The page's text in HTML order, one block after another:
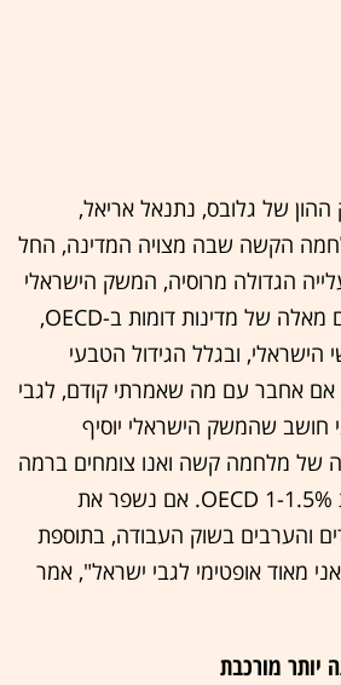
של גלובס, נתנאל אריאל,
הקשה שבה מצויה המדינה, החל
הגדולה מרוסיה, המשק הישראלי
צומח בשיעורים כפולים מאלה של מדינות דומות ב-OECD,
הישראלי, ובגלל הגידול הטבעי
אם אחבר עם מה שאמרתי קודם, לגבי
חושב שהמשק הישראלי יוסיף
של מלחמה קשה ואנו צומחים ברמה
של 3.3% ולעומת זאת OECD 1-1.5%. אם נשפר את
והערבים בשוק העבודה, בתוספת
מאוד אופטימי לגבי ישראל", אמר
יותר מורכבת